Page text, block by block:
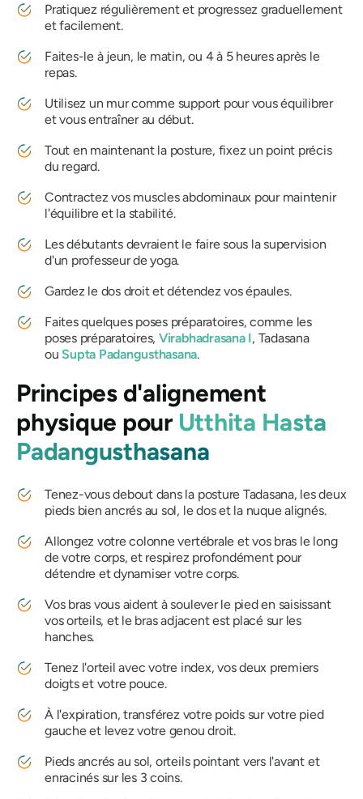
Pratiquez régulièrement et progressez graduellement
et facilement.
Faites-le à jeun, le matin, ou 4 à 5 heures après le
repas.
Utilisez un mur comme support pour vous équilibrer
et vous entraîner au début.
Tout en maintenant la posture, fixez un point précis
du regard.
Contractez vos muscles abdominaux pour maintenir
l'équilibre et la stabilité.
Les débutants devraient le faire sous la supervision
d'un professeur de yoga.
Gardez le dos droit et détendez vos épaules.
Faites quelques poses préparatoires, comme les
poses préparatoires, Virabhadrasana I, Tadasana
ou Supta Padangusthasana.
Principes d'alignement
physique pour Utthita Hasta
Padangusthasana
Tenez-vous debout dans la posture Tadasana, les deux
pieds bien ancrés au sol, le dos et la nuque alignés.
Allongez votre colonne vertébrale et vos bras le long
de votre corps, et respirez profondément pour
détendre et dynamiser votre corps.
Vos bras vous aident à soulever le pied en saisissant
vos orteils, et le bras adjacent est placé sur les
hanches.
Tenez l'orteil avec votre index, vos deux premiers
doigts et votre pouce.
À l'expiration, transférez votre poids sur votre pied
gauche et levez votre genou droit.
Pieds ancrés au sol, orteils pointant vers l'avant et
enracinés sur les 3 coins.